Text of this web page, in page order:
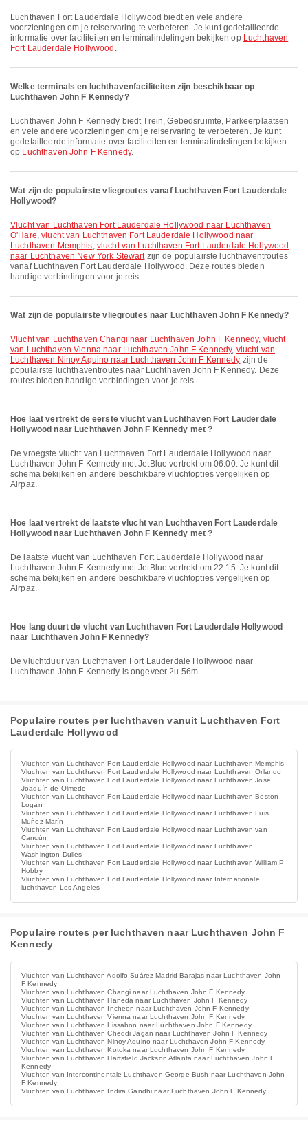
Luchthaven Fort Lauderdale Hollywood biedt en vele andere
voorzieningen om je reiservaring te verbeteren. Je kunt gedetailleerde
informatie over faciliteiten en terminalindelingen bekijken op Luchthaven
Fort Lauderdale Hollywood .
Welke terminals en luchthavenfaciliteiten zijn beschikbaar op
Luchthaven John F Kennedy?
Luchthaven John F Kennedy biedt Trein, Gebedsruimte, Parkeerplaatsen
en vele andere voorzieningen om je reiservaring te verbeteren. Je kunt
gedetailleerde informatie over faciliteiten en terminalindelingen bekijken
op Luchthaven John F Kennedy.
Wat zijn de populairste vliegroutes vanaf Luchthaven Fort Lauderdale
Hollywood?
vlucht van Luchthaven Fort Lauderdale Hollywood naar Luchthaven
O'Hare,vlucht van Luchthaven Fort Lauderdale Hollywood naar
Luchthaven Memphis, vlucht van Luchthaven Fort Lauderdale Hollywood
naar Luchthaven New York Stewartzijn de populairste luchthaventroutes
vanaf Luchthaven Fort Lauderdale Hollywood. Deze routes bieden
handige verbindingen voor je reis.
Wat zijn de populairste vliegroutes naar Luchthaven John F Kennedy?
vlucht van Luchthaven Changi naar Luchthaven John F Kennedy, vlucht
van Luchthaven Vienna naar Luchthaven John F Kennedy, vlucht van
Luchthaven Ninoy Aquino naar Luchthaven John F Kennedy zijn de
populairste luchthaventroutes naar Luchthaven John F Kennedy. Deze
routes bieden handige verbindingen voor je reis.
Hoe laat vertrekt de eerste vlucht van Luchthaven Fort Lauderdale
Hollywood naar Luchthaven John F Kennedy met ?
De vroegste vlucht van Luchthaven Fort Lauderdale Hollywood naar
Luchthaven John F Kennedy met JetBlue vertrekt om 06:00. Je kunt dit
schema bekijken en andere beschikbare vluchtopties vergelijken op
Airpaz.
Hoe laat vertrekt de laatste vlucht van Luchthaven Fort Lauderdale
Hollywood naar Luchthaven John F Kennedy met ?
De laatste vlucht van Luchthaven Fort Lauderdale Hollywood naar
Luchthaven John F Kennedy met JetBlue vertrekt om 22:15. Je kunt dit
schema bekijken en andere beschikbare vluchtopties vergelijken op
Airpaz.
Hoe lang duurt de vlucht van Luchthaven Fort Lauderdale Hollywood
naar Luchthaven John F Kennedy?
De vluchtduur van Luchthaven Fort Lauderdale Hollywood naar
Luchthaven John F Kennedy is ongeveer 2u 56m.
Populaire routes per luchthaven vanuit Luchthaven Fort
Lauderdale Hollywood
Vluchten van Luchthaven Fort Lauderdale Hollywood naar Luchthaven Memphis
Vluchten van Luchthaven Fort Lauderdale Hollywood naar Luchthaven Orlando
Vluchten van Luchthaven Fort Lauderdale Hollywood naar Luchthaven José
Joaquín de Olmedo
Vluchten van Luchthaven Fort Lauderdale Hollywood naar Luchthaven Boston
Logan
Vluchten van Luchthaven Fort Lauderdale Hollywood naar Luchthaven Luis
Muñoz Marín
Vluchten van Luchthaven Fort Lauderdale Hollywood naar Luchthaven van
Cancún
Vluchten van Luchthaven Fort Lauderdale Hollywood naar Luchthaven
Washington Dulles
Vluchten van Luchthaven Fort Lauderdale Hollywood naar Luchthaven William P
Hobby
Vluchten van Luchthaven Fort Lauderdale Hollywood naar Internationale
luchthaven Los Angeles
Populaire routes per luchthaven naar Luchthaven John F
Kennedy
Vluchten van Luchthaven Adolfo Suárez Madrid-Barajas naar Luchthaven John
F Kennedy
Vluchten van Luchthaven Changi naar Luchthaven John F Kennedy
Vluchten van Luchthaven Haneda naar Luchthaven John F Kennedy
Vluchten van Luchthaven Incheon naar Luchthaven John F Kennedy
Vluchten van Luchthaven Vienna naar Luchthaven John F Kennedy
Vluchten van Luchthaven Lissabon naar Luchthaven John F Kennedy
Vluchten van Luchthaven Cheddi Jagan naar Luchthaven John F Kennedy
Vluchten van Luchthaven Ninoy Aquino naar Luchthaven John F Kennedy
Vluchten van Luchthaven Kotoka naar Luchthaven John F Kennedy
Vluchten van Luchthaven Hartsfield Jackson Atlanta naar Luchthaven John F
Kennedy
Vluchten van Intercontinentale Luchthaven George Bush naar Luchthaven John
F Kennedy
Vluchten van Luchthaven Indira Gandhi naar Luchthaven John F Kennedy